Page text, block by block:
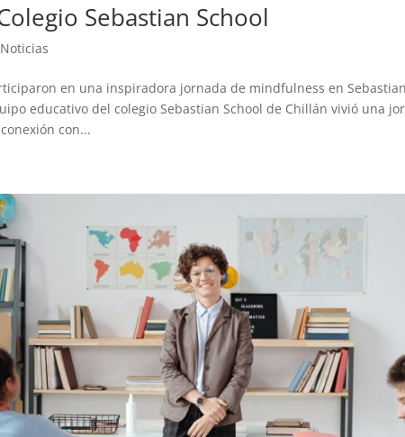
Sebastian School
Noticias
en una inspiradora jornada de mindfulness en
educativo del colegio Sebastian School de Chillán vivió una
con...